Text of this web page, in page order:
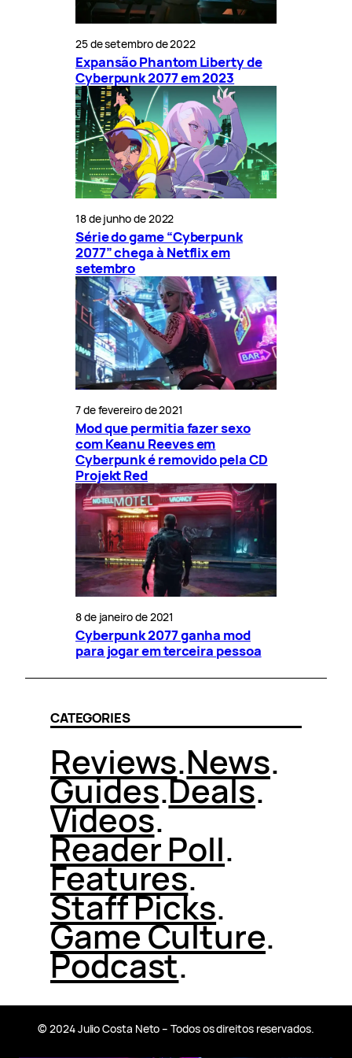
25 de setembro de 2022
Expansão Phantom Liberty de
Cyberpunk 2077 em 2023
18 de junho de 2022
Série do game “Cyberpunk
2077” chega à Netflix em
setembro
7 de fevereiro de 2021
Mod que permitia fazer sexo
com Keanu Reeves em
Cyberpunk é removido pela CD
Projekt Red
8 de janeiro de 2021
Cyberpunk 2077 ganha mod
para jogar em terceira pessoa
CATEGORIES
Reviews.News.
Guides.Deals.
Videos.
Reader Poll.
Features.
Staff Picks.
Game Culture.
Podcast.
© 2024 Julio Costa Neto – Todos os direitos reservados.